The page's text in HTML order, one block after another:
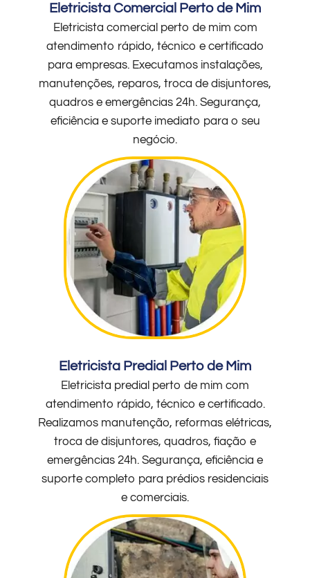
Eletricista Comercial Perto de Mim
Eletricista comercial perto de mim com
atendimento rápido, técnico e certificado
para empresas. Executamos instalações,
manutenções, reparos, troca de disjuntores,
quadros e emergências 24h. Segurança,
eficiência e suporte imediato para o seu
negócio.
Eletricista Predial Perto de Mim
Eletricista predial perto de mim com
atendimento rápido, técnico e certificado.
Realizamos manutenção, reformas elétricas,
troca de disjuntores, quadros, fiação e
emergências 24h. Segurança, eficiência e
suporte completo para prédios residenciais
e comerciais.